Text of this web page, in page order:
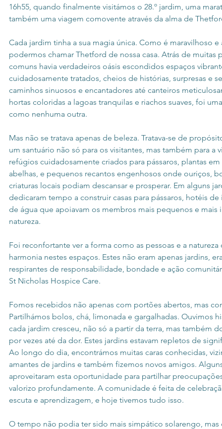
16h55, quando finalmente visitámos o 28.º jardim, uma
também uma viagem comovente através da alma de
Cada jardim tinha a sua magia única. Como é maravilhoso
podermos chamar Thetford de nossa casa. Atrás de muitas
comuns havia verdadeiros oásis escondidos espaços
cuidadosamente tratados, cheios de histórias, surpresas e
caminhos sinuosos e encantadores até canteiros
hortas coloridas a lagoas tranquilas e riachos suaves, foi
como nenhuma outra.
Mas não se tratava apenas de beleza. Tratava-se de
um santuário não só para os visitantes, mas também para a
refúgios cuidadosamente criados para pássaros, plantas
abelhas, e pequenos recantos engenhosos onde ouriços,
criaturas locais podiam descansar e prosperar. Em alguns
dedicaram tempo a construir casas para pássaros, hotéis
de água que apoiavam os membros mais pequenos e
natureza.
Foi reconfortante ver a forma como as pessoas e a
harmonia nestes espaços. Estes não eram apenas jardins,
respirantes de responsabilidade, bondade e ação
St Nicholas Hospice Care.
Fomos recebidos não apenas com portões abertos, mas
Partilhámos bolos, chá, limonada e gargalhadas. Ouvimos
cada jardim cresceu, não só a partir da terra, mas também
por vezes até da dor. Estes jardins estavam repletos de
Ao longo do dia, encontrámos muitas caras conhecidas,
amantes de jardins e também fizemos novos amigos.
aproveitaram esta oportunidade para partilhar
valorizo profundamente. A comunidade é feita de
escuta e aprendizagem, e hoje tivemos tudo isso.
O tempo não podia ter sido mais simpático solarengo,